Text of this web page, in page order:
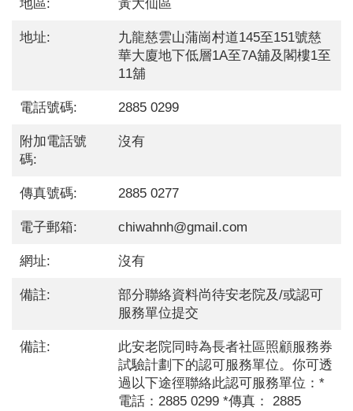
地區: 黃大仙區
地址:
九龍慈雲山蒲崗村道145至151號慈
華大廈地下低層1A至7A舖及閣樓1至
11舖
電話號碼: 2885 0299
附加電話號
碼:
沒有
傳真號碼: 2885 0277
電子郵箱: chiwahnh@gmail.com
網址: 沒有
備註:
部分聯絡資料尚待安老院及/或認可
服務單位提交
備註:
此安老院同時為長者社區照顧服務券
試驗計劃下的認可服務單位。你可透
過以下途徑聯絡此認可服務單位：*
電話：2885 0299 *傳真： 2885